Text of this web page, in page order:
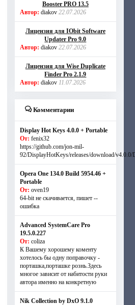
Booster PRO 13.5
Автор: diakov 22.07.2026
Лицензия для IObit Software
Updater Pro 9.0
Автор: diakov 22.07.2026
Лицензия для Wise Duplicate
Finder Pro 2.1.9
Автор: diakov 11.07.2026
Комментарии
Display Hot Keys 4.0.0 + Portable
От: fenix32
https://github.com/jon-mil-
92/DisplayHotKeys/releases/download/
Opera One 134.0 Build 5954.46 +
Portable
От: oven19
64-bit не скачивается, пишет --
ошибка
Advanced SystemCare Pro
19.5.0.227
От: coliza
К Вашему хорошему коменту
хотелось бы одну поправочку -
порташка,порташке рознь.Здесь
многое зависит от набитости руки
автора именно на конкретную
Nik Collection by DxO 9.1.0